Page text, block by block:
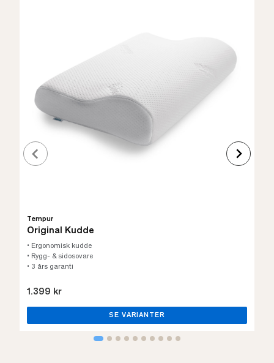
Tempur
Original Kudde
• Ergonomisk kudde
• Rygg- & sidosovare
• 3 års garanti
1.399 kr
SE VARIANTER